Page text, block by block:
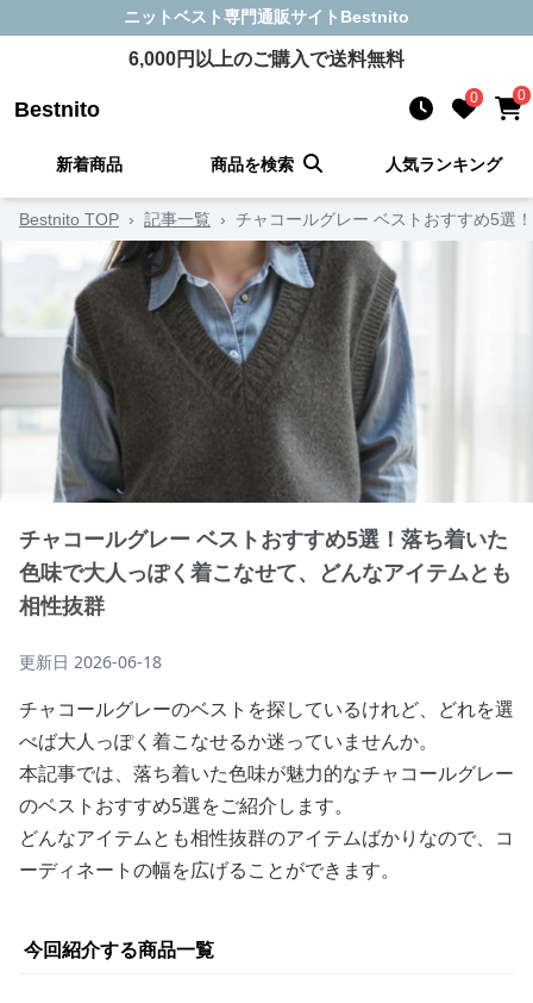
ニットベスト専門通販サイト Bestnito
6,000円以上のご購入で送料無料
Bestnito 0 0
新着商品 商品を検索 人気ランキング
Bestnito TOP › 記事一覧 › チャコールグレー ベストおすすめ5選
チャコールグレー ベストおすすめ5選！落ち着いた
色味で大人っぽく着こなせて、どんなアイテムとも
相性抜群
更新日 2026-06-18
チャコールグレーのベストを探しているけれど、どれを選
べば大人っぽく着こなせるか迷っていませんか。
本記事では、落ち着いた色味が魅力的なチャコールグレー
のベストおすすめ5選をご紹介します。
どんなアイテムとも相性抜群のアイテムばかりなので、コ
ーディネートの幅を広げることができます。
今回紹介する商品一覧